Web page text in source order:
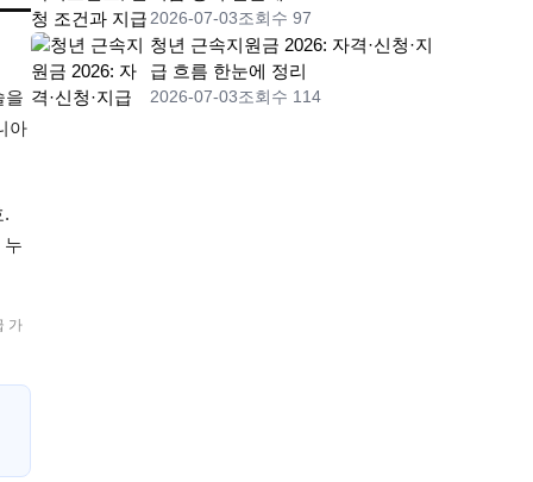
을
아
.
누
가
2026-07-03조회수 97
청년 근속지원금 2026: 자격·신청·지
급 흐름 한눈에 정리
2026-07-03조회수 114